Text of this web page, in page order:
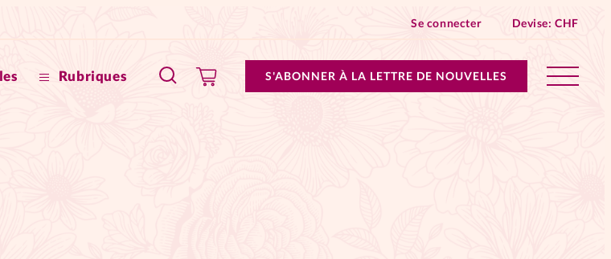
Rubriques
Se connecter Devise:CHF
S'ABONNER À LA LETTRE DE NOUVELLES